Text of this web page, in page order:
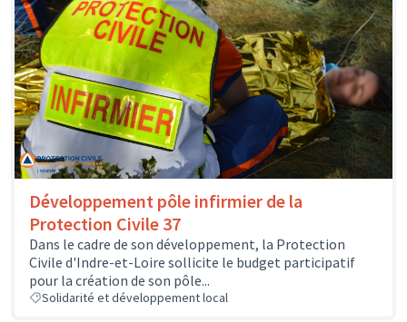
Développement pôle infirmier de la
Protection Civile 37
Dans le cadre de son développement, la Protection
Civile d'Indre-et-Loire sollicite le budget participatif
pour la création de son pôle...
Solidarité et développement local